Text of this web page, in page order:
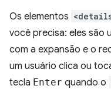
Os elementos
você precisa: eles são
com a expansão e o
um usuário clica ou
tecla Enter quando o